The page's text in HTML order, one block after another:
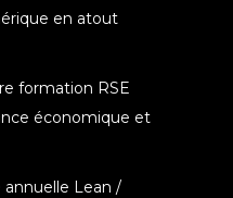
en atout
formation RSE
économique et
Lean /